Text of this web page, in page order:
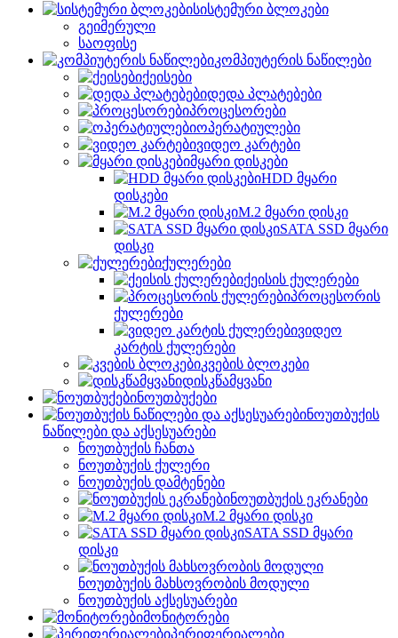
სისტემური ბლოკები
გეიმერული
საოფისე
კომპიუტერის ნაწილები
ქეისები
დედა პლატებები
პროცესორები
ოპერატიულები
ვიდეო კარტები
მყარი დისკები
HDD მყარი
დისკები
M.2 მყარი დისკი
SATA SSD მყარი
დისკი
ქულერები
ქეისის ქულერები
პროცესორის
ქულერები
ვიდეო
კარტის ქულერები
კვების ბლოკები
დისკწამყვანი
ნოუთბუქები
ნოუთბუქის
ნაწილები და აქსესუარები
ნოუთბუქის ჩანთა
ნოუთბუქის ქულერი
ნოუთბუქის დამტენები
ნოუთბუქის ეკრანები
M.2 მყარი დისკი
SATA SSD მყარი
დისკი
ნოუთბუქის მახსოვრობის მოდული
ნოუთბუქის აქსესუარები
მონიტორები
პერიფერიალები